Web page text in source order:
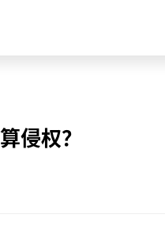
侵权？